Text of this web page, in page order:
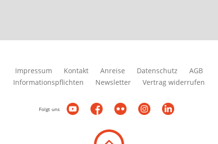
Impressum Kontakt Anreise Datenschutz
AGB
Informationspflichten
Newsletter Vertrag widerrufen